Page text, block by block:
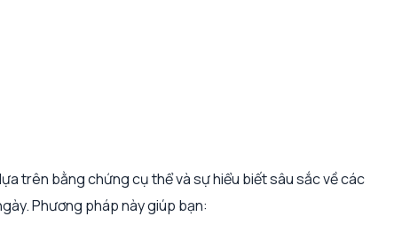
trên bằng chứng cụ thể và sự hiểu biết sâu sắc về các
Phương pháp này giúp bạn: